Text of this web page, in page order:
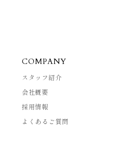
COMPANY
スタッフ紹介
会社概要
採用情報
よくあるご質問